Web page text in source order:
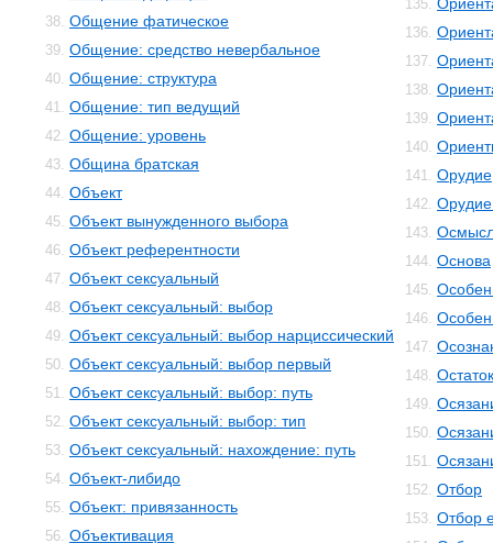
38. Общение фатическое
39. Общение: средство невербальное
40. Общение: структура
41. Общение: тип ведущий
42. Общение: уровень
43. Община братская
44. Объект
45. Объект вынужденного выбора
46. Объект референтности
47. Объект сексуальный
48. Объект сексуальный: выбор
49. Объект сексуальный: выбор нарциссический
50. Объект сексуальный: выбор первый
51. Объект сексуальный: выбор: путь
52. Объект сексуальный: выбор: тип
53. Объект сексуальный: нахождение: путь
54. Объект-либидо
55. Объект: привязанность
56. Объективация
135.
136.
137.
138.
139.
140.
141. Орудие
142. Орудие
143.
144. Основа
145.
146.
147.
148.
149.
150.
151.
152. Отбор
153. Отбор